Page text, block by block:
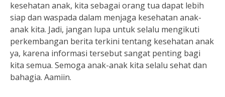
kesehatan anak, kita sebagai orang tua dapat lebih
siap dan waspada dalam menjaga kesehatan anak-
anak kita. Jadi, jangan lupa untuk selalu mengikuti
perkembangan berita terkini tentang kesehatan anak
ya, karena informasi tersebut sangat penting bagi
kita semua. Semoga anak-anak kita selalu sehat dan
bahagia. Aamiin.